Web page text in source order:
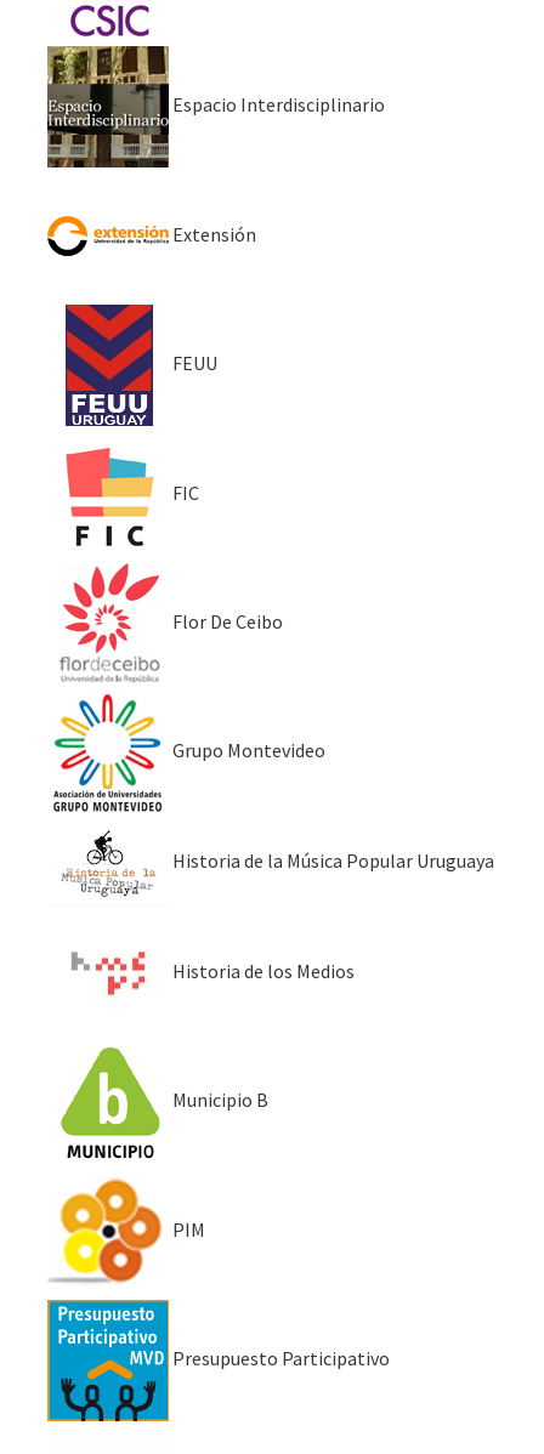
Espacio Interdisciplinario
Extensión
FEUU
FIC
Flor De Ceibo
Grupo Montevideo
Historia de la Música Popular Uruguaya
Historia de los Medios
Municipio B
PIM
Presupuesto Participativo